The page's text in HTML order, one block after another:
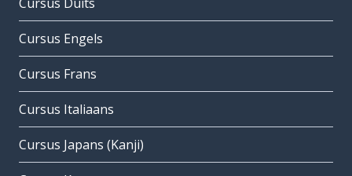
Cursus Engels
Cursus Frans
Cursus Italiaans
Cursus Japans (Kanji)